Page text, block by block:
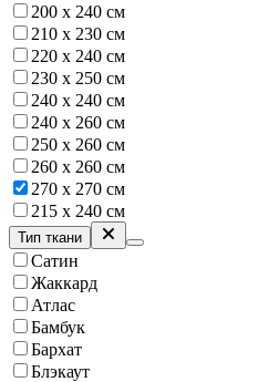
200 х 240 см
210 х 230 см
220 х 240 см
230 х 250 см
240 х 240 см
240 х 260 см
250 х 260 см
260 х 260 см
270 х 270 см
215 х 240 см
Тип ткани
Сатин
Жаккард
Атлас
Бамбук
Бархат
Блэкаут